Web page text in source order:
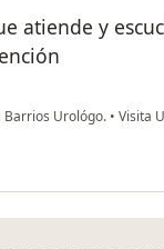
atiende y
Barrios Urológo. • Visita